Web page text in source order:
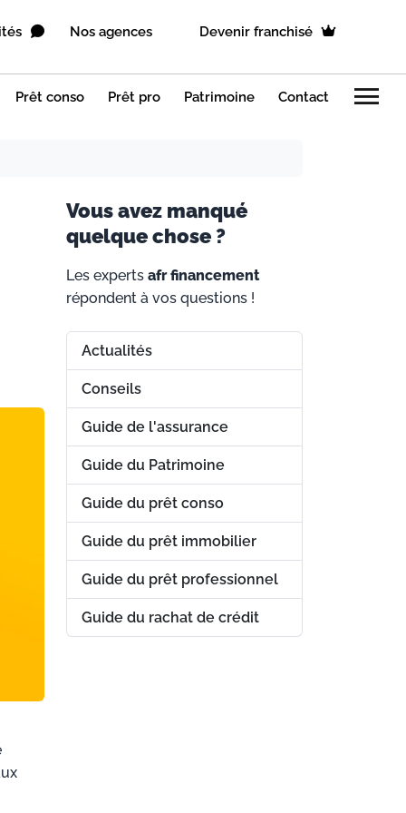
Nos agences Devenir franchisé
Prêt conso Prêt pro Patrimoine Contact menu
Vous avez manqué
quelque chose ?
Les experts afr financement
répondent à vos questions !
Actualités
Conseils
Guide de l'assurance
Guide du Patrimoine
Guide du prêt conso
Guide du prêt immobilier
Guide du prêt professionnel
Guide du rachat de crédit